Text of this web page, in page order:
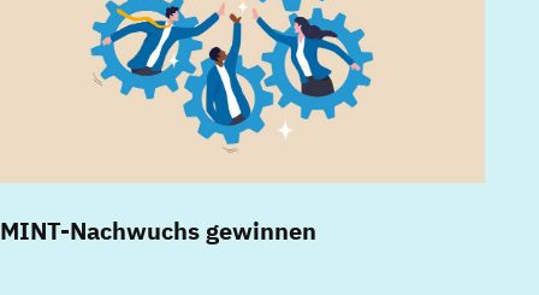
MINT-Nachwuchs gewinnen